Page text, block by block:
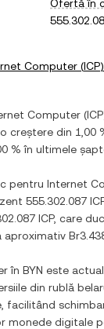
Ofertă în
Computer (ICP)
Computer (ICP
o creștere din 1,00
% în ultimele
pentru Internet
555.302.087
ICP, care
aproximativ
în BYN este
din rublă
facilitând
monede digitale